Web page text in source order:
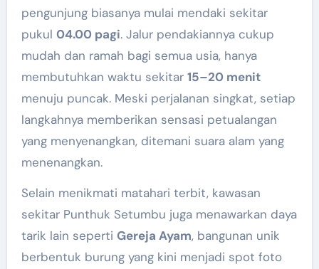
pengunjung biasanya mulai mendaki sekitar
pukul 04.00 pagi. Jalur pendakiannya cukup
mudah dan ramah bagi semua usia, hanya
membutuhkan waktu sekitar 15–20 menit
menuju puncak. Meski perjalanan singkat, setiap
langkahnya memberikan sensasi petualangan
yang menyenangkan, ditemani suara alam yang
menenangkan.
Selain menikmati matahari terbit, kawasan
sekitar Punthuk Setumbu juga menawarkan daya
tarik lain seperti Gereja Ayam, bangunan unik
berbentuk burung yang kini menjadi spot foto